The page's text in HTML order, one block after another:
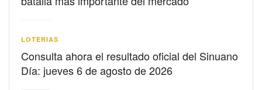
LOTERIAS
Consulta ahora el resultado oficial del Sinuano
Día: jueves 6 de agosto de 2026